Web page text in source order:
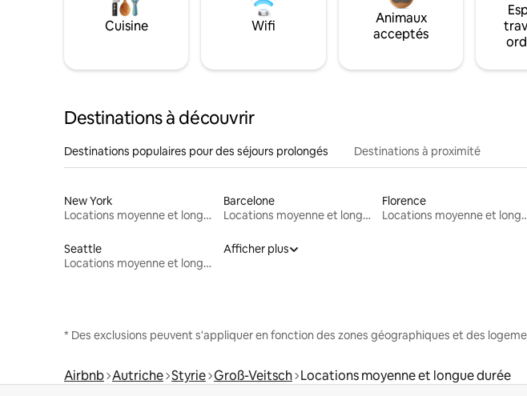
Cuisine Wifi
Animaux
acceptés
Destinations à découvrir
Destinations populaires pour des séjours prolongés Destinations à proximité
New York
Locations moyenne et longue durée
Barcelone
Locations moyenne et longue durée
Florence
Locations
Seattle
Locations moyenne et longue durée
Afficher plus
* Des exclusions peuvent s'appliquer en fonction des zones géographiques et des
Airbnb Autriche Styrie Groß-Veitsch Locations moyenne et longue durée